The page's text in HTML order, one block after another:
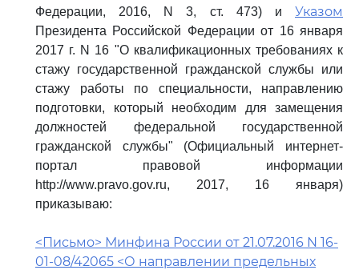
Федерации, 2016, N 3, ст. 473) и Указом
Президента Российской Федерации от 16 января
2017 г. N 16 "О квалификационных требованиях к
стажу государственной гражданской службы или
стажу работы по специальности, направлению
подготовки, который необходим для замещения
должностей федеральной государственной
гражданской службы" (Официальный интернет-
портал правовой информации
http://www.pravo.gov.ru, 2017, 16 января)
приказываю:
<Письмо> Минфина России от 21.07.2016 N 16-
01-08/42065 <О направлении предельных